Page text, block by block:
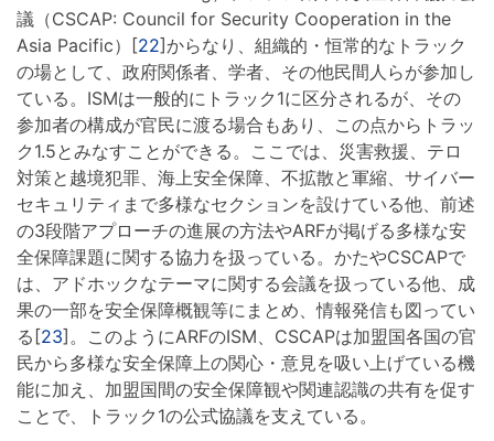
議（CSCAP: Council for Security Cooperation in the
Asia Pacific）[22]からなり、組織的・恒常的なトラック
の場として、政府関係者、学者、その他民間人らが参加し
ている。ISMは一般的にトラック1に区分されるが、その
参加者の構成が官民に渡る場合もあり、この点からトラッ
ク1.5とみなすことができる。ここでは、災害救援、テロ
対策と越境犯罪、海上安全保障、不拡散と軍縮、サイバー
セキュリティまで多様なセクションを設けている他、前述
の3段階アプローチの進展の方法やARFが掲げる多様な安
全保障課題に関する協力を扱っている。かたやCSCAPで
は、アドホックなテーマに関する会議を扱っている他、成
果の一部を安全保障概観等にまとめ、情報発信も図ってい
る[23]。このようにARFのISM、CSCAPは加盟国各国の官
民から多様な安全保障上の関心・意見を吸い上げている機
能に加え、加盟国間の安全保障観や関連認識の共有を促す
ことで、トラック1の公式協議を支えている。